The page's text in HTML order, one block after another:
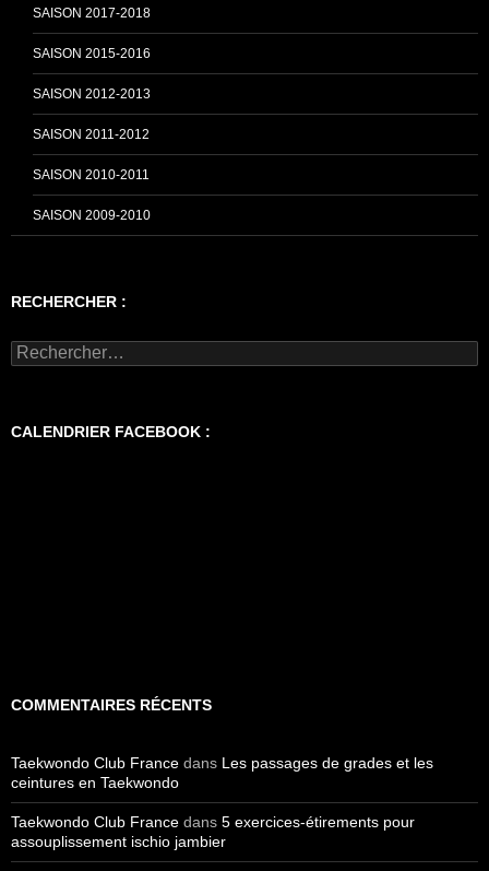
SAISON 2017-2018
SAISON 2015-2016
SAISON 2012-2013
SAISON 2011-2012
SAISON 2010-2011
SAISON 2009-2010
RECHERCHER :
Rechercher :
CALENDRIER FACEBOOK :
COMMENTAIRES RÉCENTS
Taekwondo Club France dans Les passages de grades et les
ceintures en Taekwondo
Taekwondo Club France dans 5 exercices-étirements pour
assouplissement ischio jambier